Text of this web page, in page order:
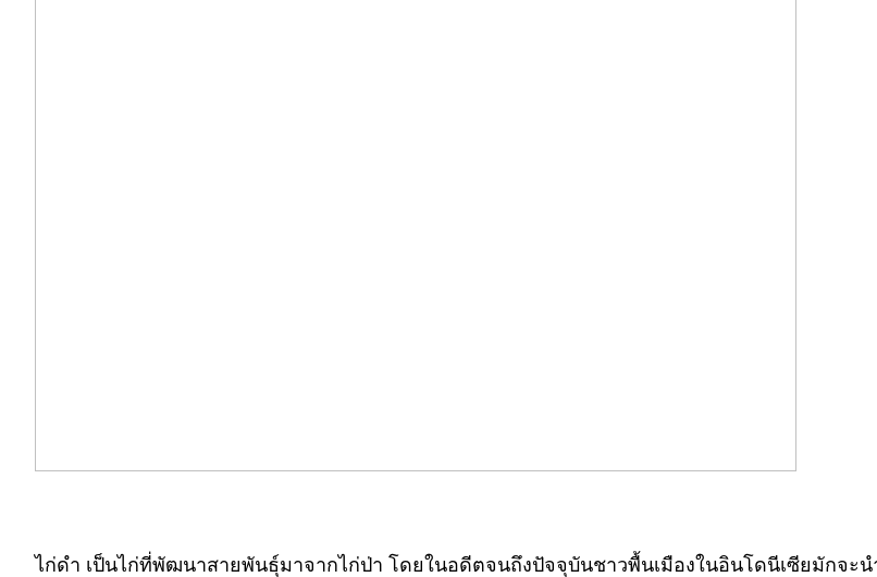
ไก่ดำ เป็นไก่ที่พัฒนาสายพันธุ์มาจากไก่ป่า โดยในอดีตจนถึงปัจจุบันชาวพื้นเมืองในอินโดนีเซียมักจะ